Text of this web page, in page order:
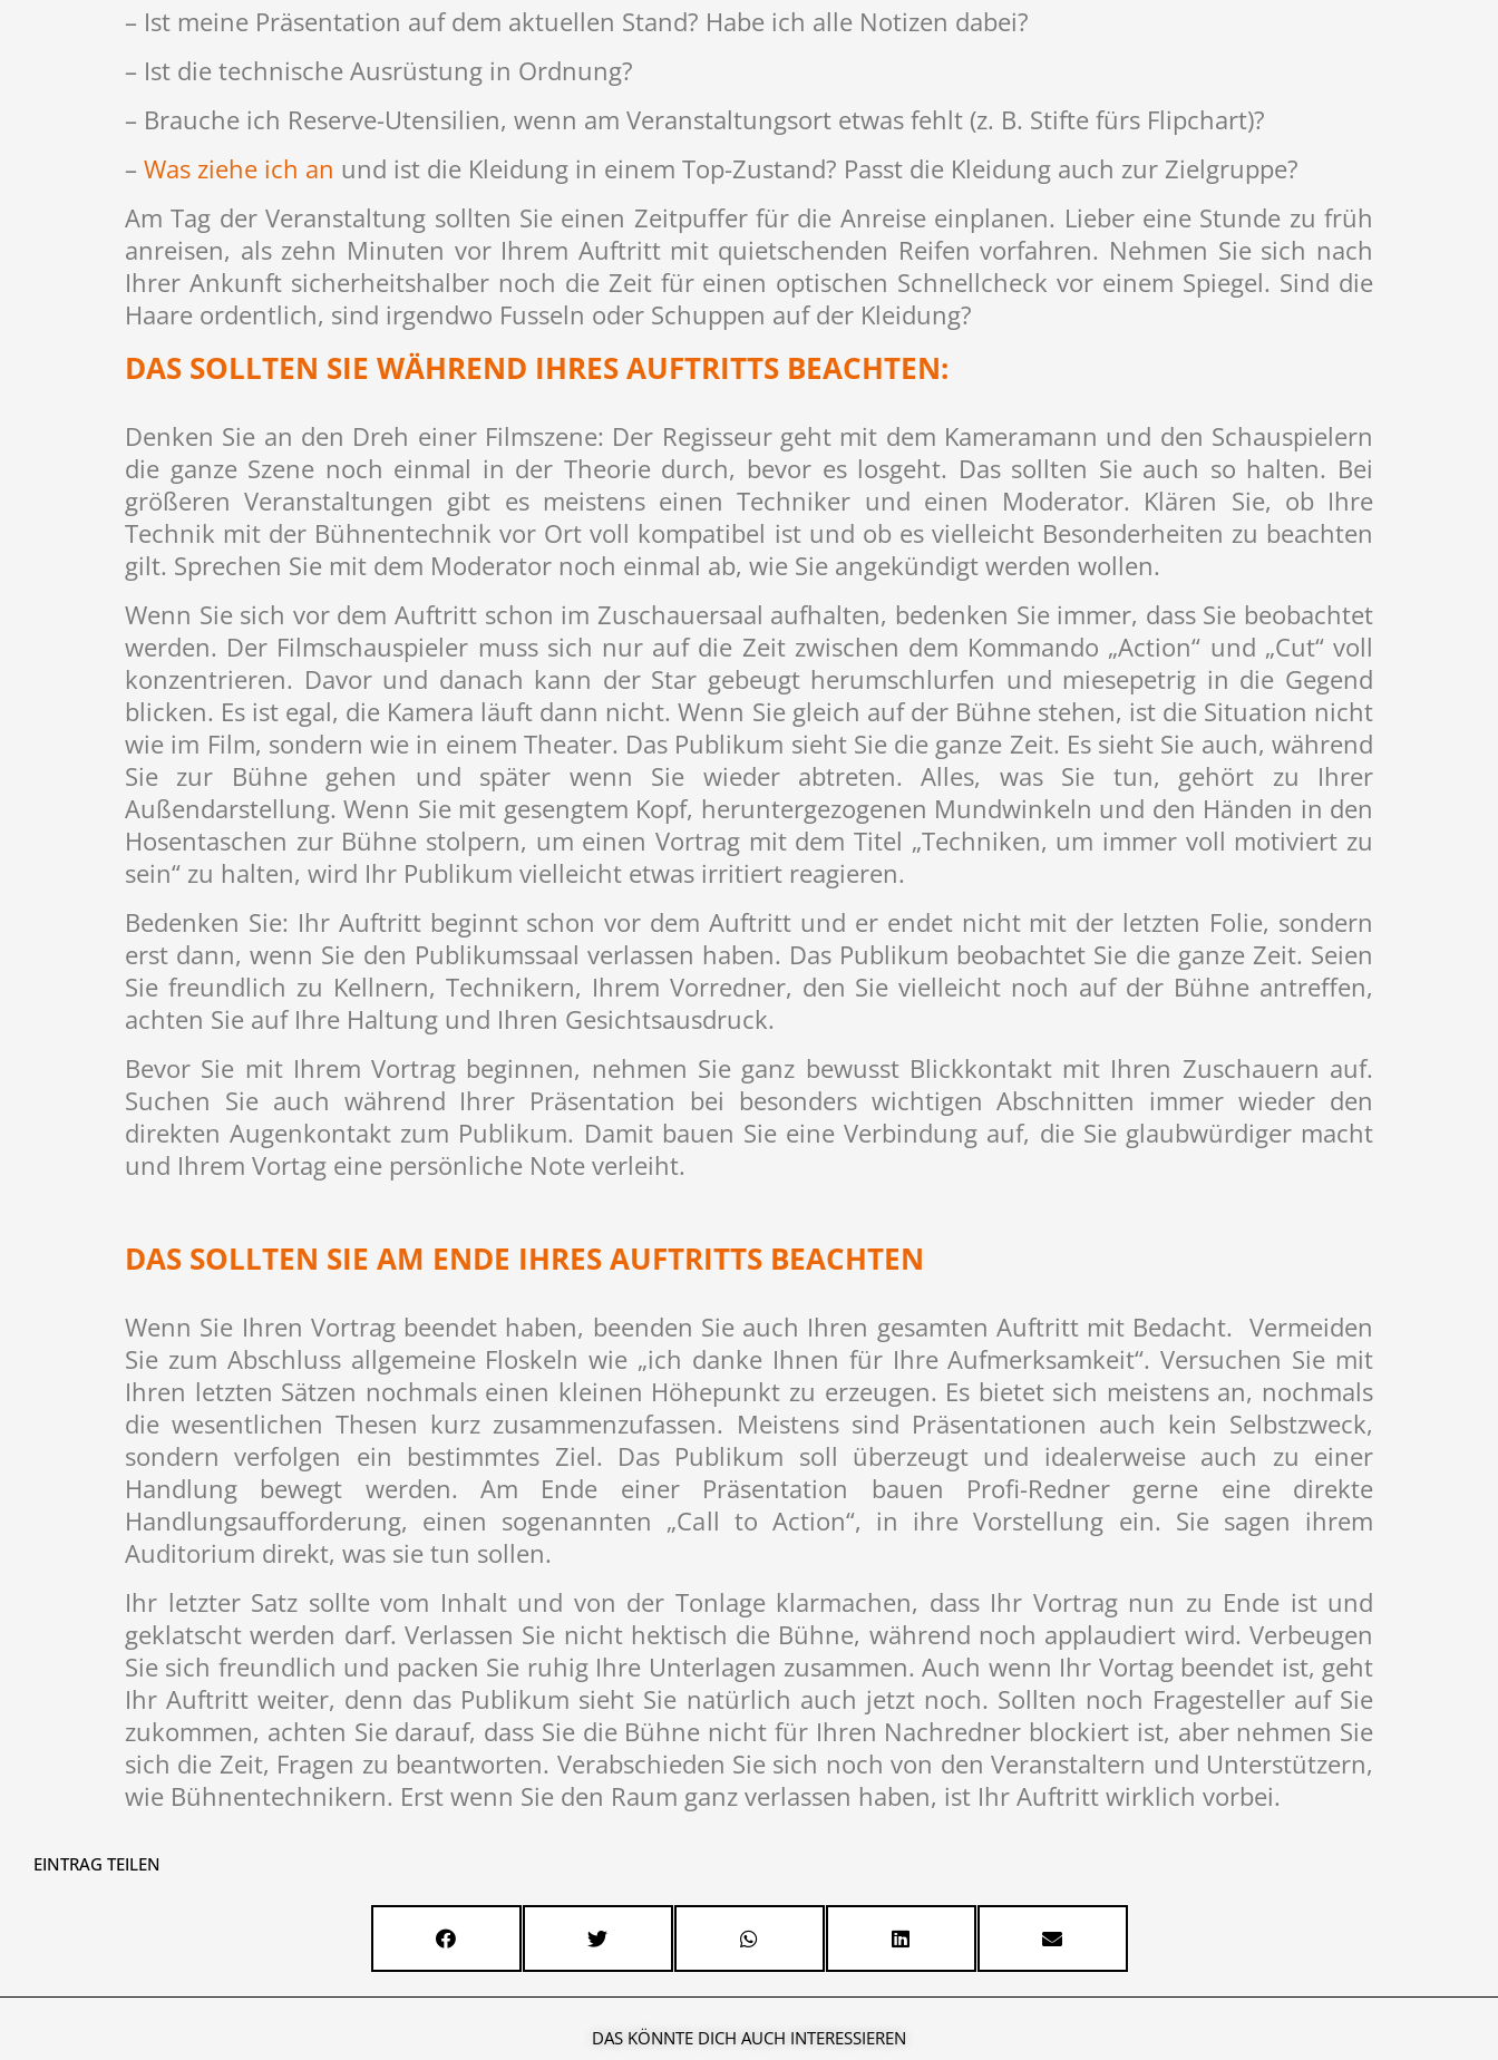
– Ist meine Präsentation auf dem aktuellen Stand? Habe ich alle Notizen dabei?
– Ist die technische Ausrüstung in Ordnung?
– Brauche ich Reserve-Utensilien, wenn am Veranstaltungsort etwas fehlt (z. B. Stifte fürs Flipchart)?
– Was ziehe ich an und ist die Kleidung in einem Top-Zustand? Passt die Kleidung auch zur Zielgruppe?
Am Tag der Veranstaltung sollten Sie einen Zeitpuffer für die Anreise einplanen. Lieber eine Stunde zu früh
anreisen, als zehn Minuten vor Ihrem Auftritt mit quietschenden Reifen vorfahren. Nehmen Sie sich nach
Ihrer Ankunft sicherheitshalber noch die Zeit für einen optischen Schnellcheck vor einem Spiegel. Sind die
Haare ordentlich, sind irgendwo Fusseln oder Schuppen auf der Kleidung?
DAS SOLLTEN SIE WÄHREND IHRES AUFTRITTS BEACHTEN:
Denken Sie an den Dreh einer Filmszene: Der Regisseur geht mit dem Kameramann und den Schauspielern
die ganze Szene noch einmal in der Theorie durch, bevor es losgeht. Das sollten Sie auch so halten. Bei
größeren Veranstaltungen gibt es meistens einen Techniker und einen Moderator. Klären Sie, ob Ihre
Technik mit der Bühnentechnik vor Ort voll kompatibel ist und ob es vielleicht Besonderheiten zu beachten
gilt. Sprechen Sie mit dem Moderator noch einmal ab, wie Sie angekündigt werden wollen.
Wenn Sie sich vor dem Auftritt schon im Zuschauersaal aufhalten, bedenken Sie immer, dass Sie beobachtet
werden. Der Filmschauspieler muss sich nur auf die Zeit zwischen dem Kommando „Action“ und „Cut“ voll
konzentrieren. Davor und danach kann der Star gebeugt herumschlurfen und miesepetrig in die Gegend
blicken. Es ist egal, die Kamera läuft dann nicht. Wenn Sie gleich auf der Bühne stehen, ist die Situation nicht
wie im Film, sondern wie in einem Theater. Das Publikum sieht Sie die ganze Zeit. Es sieht Sie auch, während
Sie zur Bühne gehen und später wenn Sie wieder abtreten. Alles, was Sie tun, gehört zu Ihrer
Außendarstellung. Wenn Sie mit gesengtem Kopf, heruntergezogenen Mundwinkeln und den Händen in den
Hosentaschen zur Bühne stolpern, um einen Vortrag mit dem Titel „Techniken, um immer voll motiviert zu
sein“ zu halten, wird Ihr Publikum vielleicht etwas irritiert reagieren.
Bedenken Sie: Ihr Auftritt beginnt schon vor dem Auftritt und er endet nicht mit der letzten Folie, sondern
erst dann, wenn Sie den Publikumssaal verlassen haben. Das Publikum beobachtet Sie die ganze Zeit. Seien
Sie freundlich zu Kellnern, Technikern, Ihrem Vorredner, den Sie vielleicht noch auf der Bühne antreffen,
achten Sie auf Ihre Haltung und Ihren Gesichtsausdruck.
Bevor Sie mit Ihrem Vortrag beginnen, nehmen Sie ganz bewusst Blickkontakt mit Ihren Zuschauern auf.
Suchen Sie auch während Ihrer Präsentation bei besonders wichtigen Abschnitten immer wieder den
direkten Augenkontakt zum Publikum. Damit bauen Sie eine Verbindung auf, die Sie glaubwürdiger macht
und Ihrem Vortag eine persönliche Note verleiht.
DAS SOLLTEN SIE AM ENDE IHRES AUFTRITTS BEACHTEN
Wenn Sie Ihren Vortrag beendet haben, beenden Sie auch Ihren gesamten Auftritt mit Bedacht. Vermeiden
Sie zum Abschluss allgemeine Floskeln wie „ich danke Ihnen für Ihre Aufmerksamkeit“. Versuchen Sie mit
Ihren letzten Sätzen nochmals einen kleinen Höhepunkt zu erzeugen. Es bietet sich meistens an, nochmals
die wesentlichen Thesen kurz zusammenzufassen. Meistens sind Präsentationen auch kein Selbstzweck,
sondern verfolgen ein bestimmtes Ziel. Das Publikum soll überzeugt und idealerweise auch zu einer
Handlung bewegt werden. Am Ende einer Präsentation bauen Profi-Redner gerne eine direkte
Handlungsaufforderung, einen sogenannten „Call to Action“, in ihre Vorstellung ein. Sie sagen ihrem
Auditorium direkt, was sie tun sollen.
Ihr letzter Satz sollte vom Inhalt und von der Tonlage klarmachen, dass Ihr Vortrag nun zu Ende ist und
geklatscht werden darf. Verlassen Sie nicht hektisch die Bühne, während noch applaudiert wird. Verbeugen
Sie sich freundlich und packen Sie ruhig Ihre Unterlagen zusammen. Auch wenn Ihr Vortag beendet ist, geht
Ihr Auftritt weiter, denn das Publikum sieht Sie natürlich auch jetzt noch. Sollten noch Fragesteller auf Sie
zukommen, achten Sie darauf, dass Sie die Bühne nicht für Ihren Nachredner blockiert ist, aber nehmen Sie
sich die Zeit, Fragen zu beantworten. Verabschieden Sie sich noch von den Veranstaltern und Unterstützern,
wie Bühnentechnikern. Erst wenn Sie den Raum ganz verlassen haben, ist Ihr Auftritt wirklich vorbei.
EINTRAG TEILEN
DAS KÖNNTE DICH AUCH INTERESSIEREN